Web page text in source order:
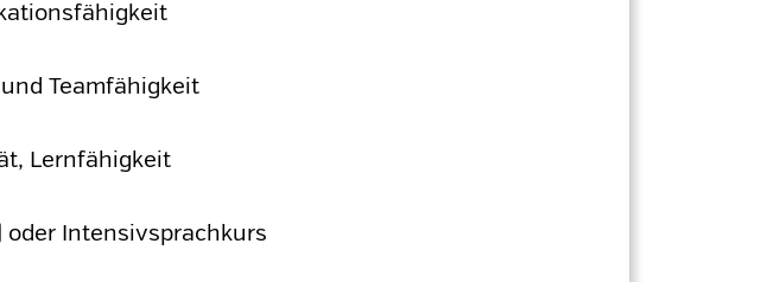
Teamfähigkeit
Lernfähigkeit
oder Intensivsprachkurs